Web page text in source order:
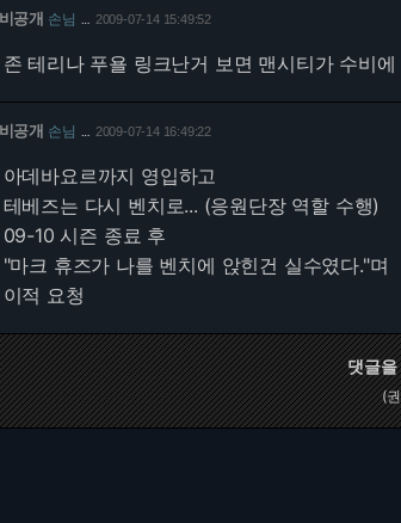
비공개 손님 2009-07-14 15:49:52
존 테리나 푸욜 링크난거 보면 맨시티가 수비
비공개 손님 2009-07-14 16:49:22
아데바요르까지 영입하고
테베즈는 다시 벤치로... (응원단장 역할 수행)
09-10 시즌 종료 후
"마크 휴즈가 나를 벤치에 앉힌건 실수였다."며
이적 요청
댓글을
(